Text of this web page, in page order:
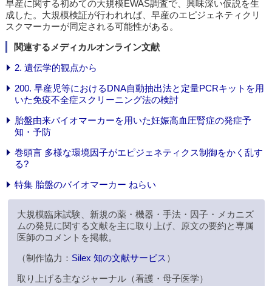
早産に関する初めての大規模EWAS調査で、興味深い仮説を生
成した。大規模検証が行われれば、早産のエピジェネティクリ
スクマーカーが同定される可能性がある。
関連するメディカルオンライン文献
2. 遺伝学的観点から
200. 早産児等におけるDNA自動抽出法と定量PCRキットを用
いた免疫不全症スクリーニング法の検討
胎盤由来バイオマーカーを用いた妊娠高血圧腎症の発症予
知・予防
巻頭言 多様な環境因子がエピジェネティクス制御をかく乱す
る?
特集 胎盤のバイオマーカー ねらい
大規模臨床試験、新規の薬・機器・手法・因子・メカニズ
ムの発見に関する文献を主に取り上げ、原文の要約と専属
医師のコメントを掲載。
（制作協力： Silex 知の文献サービス ）
取り上げる主なジャーナル（看護・母子医学）